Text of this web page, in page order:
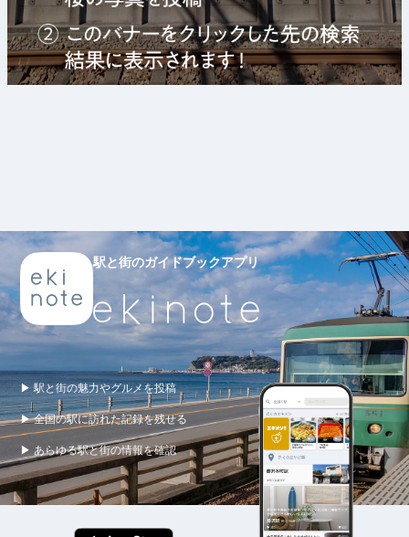
駅と街のガイドブックアプリ
▶ 駅と街の魅力やグルメを投稿
▶ 全国の駅に訪れた記録を残せる
▶ あらゆる駅と街の情報を確認